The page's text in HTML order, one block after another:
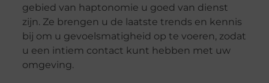
gebied van haptonomie u goed van dienst
zijn. Ze brengen u de laatste trends en kennis
bij om u gevoelsmatigheid op te voeren, zodat
u een intiem contact kunt hebben met uw
omgeving.